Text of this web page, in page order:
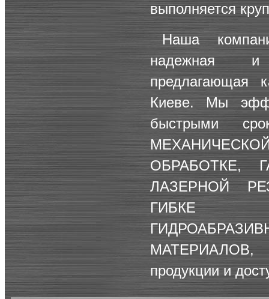
выполняется
Наша
надежная и
предлагающая
Киеве. Мы
быстрыми
ОБРАБОТКЕ,
ЛАЗЕРНОЙ
ГИБКЕ
МАТЕРИАЛОВ,
продукции и